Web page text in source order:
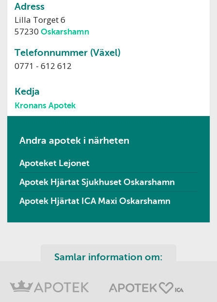
Adress
Lilla Torget 6
57230Oskarshamn
Telefonnummer (Växel)
0771 - 612 612
Kedja
Kronans Apotek
Andra apotek i närheten
Apoteket Lejonet
Apotek Hjärtat Sjukhuset Oskarshamn
Apotek Hjärtat ICA Maxi Oskarshamn
Samlar information om: